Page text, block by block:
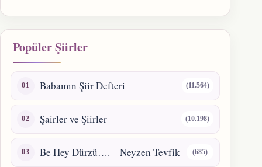
Popüler Şiirler
Babamın Şiir Defteri (11.564)
Şairler ve Şiirler (10.198)
Be Hey Dürzü…. – Neyzen Tevfik (685)